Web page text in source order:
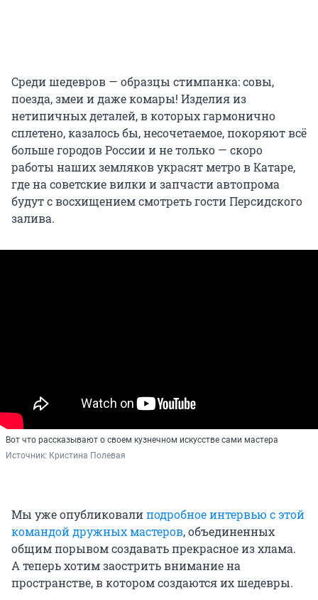
Среди шедевров — образцы стимпанка: совы,
поезда, змеи и даже комары! Изделия из
нетипичных деталей, в которых гармонично
сплетено, казалось бы, несочетаемое, покоряют всё
больше городов России и не только — скоро
работы наших земляков украсят метро в Катаре,
где на советские вилки и запчасти автопрома
будут с восхищением смотреть гости Персидского
залива.
Вот что рассказывают о своем кузнечном искусстве сами мастера
Источник: Кристина Полевая
Мы уже опубликовалиподробное интервью с этой
командой дружных мастеров, объединенных
общим порывом создавать прекрасное из хлама.
А теперь хотим заострить внимание на
пространстве, в котором создаются их шедевры.